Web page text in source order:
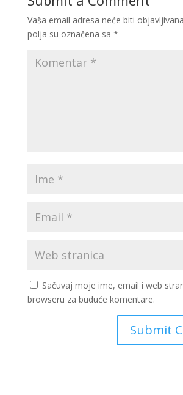
Vaša email adresa neće biti
polja su označena sa *
Sačuvaj moje ime, email i web
browseru za buduće komentare.